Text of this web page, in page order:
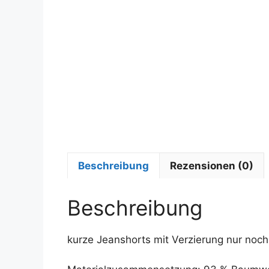
Beschreibung Rezensionen (0)
Beschreibung
kurze Jeanshorts mit Verzierung nur